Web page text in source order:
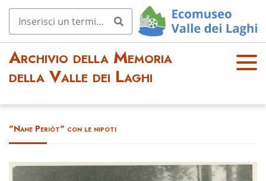
Archivio della Memoria
della Valle dei Laghi
OPE
"Nane Periòt" con le nipoti